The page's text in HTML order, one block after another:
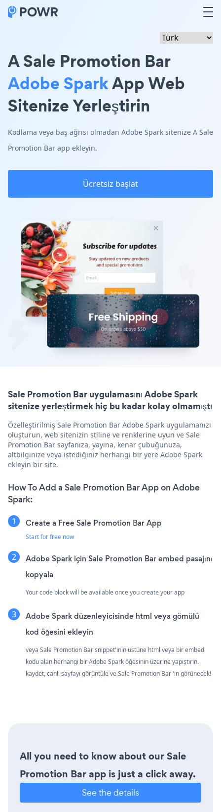
A Sale Promotion Bar
Adobe SparkApp Web
Sitenize Yerleştirin
Kodlama veya baş ağrısı olmadan Adobe Spark sitenize A Sale
Promotion Bar app ekleyin.
Ücretsiz başlat
Sale Promotion Bar uygulamasını Adobe Spark
sitenize yerleştirmek hiç bu kadar kolay olmamıştı
Özelleştirilmiş Sale Promotion Bar Adobe Spark uygulamanızı
oluşturun, web sitenizin stiline ve renklerine uyun ve Sale
Promotion Bar sayfanıza, yayına, kenar çubuğunuza,
altbilginize veya istediğiniz herhangi bir yere Adobe Spark
ekleyin bir site.
How To Add a Sale Promotion Bar App on Adobe
Spark:
Create a Free Sale Promotion Bar App
Start for free now
Adobe Spark için Sale Promotion Bar embed pasajını
kopyala
Your code block will be available once you create your app
Adobe Spark düzenleyicisinde html veya gömülü
kod öğesini ekleyin
veya Sale Promotion Bar snippet'inin üstüne html veya bir embed
kodu alan herhangi bir Adobe Spark öğesinin üzerine yapıştırın.
kaydet, canlı sayfayı görüntüle ve Sale Promotion Bar 'in görünecek!
All you need to know about our Sale
Promotion Bar app is just a click away.
See the details